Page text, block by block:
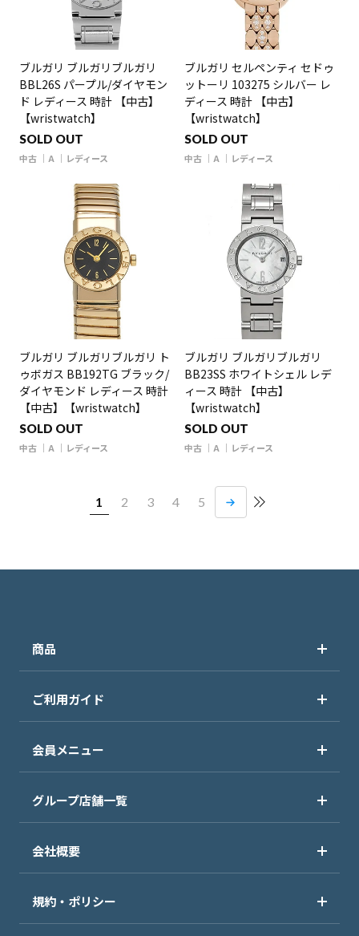
ブルガリ ブルガリブルガリ
BBL26S パープル/ダイヤモン
ド レディース 時計 【中古】
【wristwatch】
SOLD OUT
中古 A レディース
ブルガリ セルペンティ セドゥ
ットーリ 103275 シルバー レ
ディース 時計 【中古】
【wristwatch】
SOLD OUT
中古 A レディース
ブルガリ ブルガリブルガリ ト
ゥボガス BB192TG ブラック/
ダイヤモンド レディース 時計
【中古】【wristwatch】
SOLD OUT
中古 A レディース
ブルガリ ブルガリブルガリ
BB23SS ホワイトシェル レデ
ィース 時計 【中古】
【wristwatch】
SOLD OUT
中古 A レディース
1 2 3 4 5
商品
ご利用ガイド
会員メニュー
グループ店舗一覧
会社概要
規約・ポリシー